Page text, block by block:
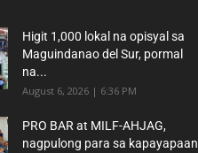
Higit 1,000 lokal na opisyal sa
Maguindanao del Sur, pormal
na...
August 6, 2026 | 6:36 PM
PRO BAR at MILF-AHJAG,
nagpulong para sa kapayapaan